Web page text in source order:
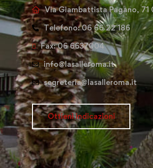
Via Giambattista Pagano, 71
Telefono: 06 66 22 186
Fax: 06 6637004
info@lasalleroma.it
segreteria@lasalleroma.it
Ottieni indicazioni